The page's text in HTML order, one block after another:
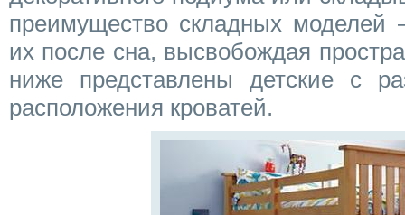
преимущество складных моделей
их после сна, высвобождая
ниже представлены детские с
расположения кроватей.